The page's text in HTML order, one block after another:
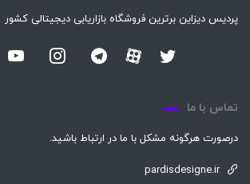
پردیس دیزاین برترین فروشگاه بازاریابی دیجیتالی کشور
تماس با ما
درصورت هرگونه مشکل با ما در ارتباط باشید.
pardisdesigne.ir